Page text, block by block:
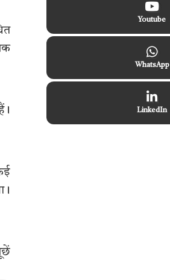
Youtube
WhatsApp
LinkedIn